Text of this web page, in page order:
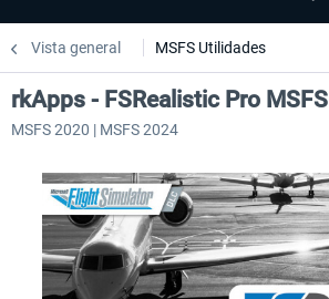
Vista general MSFS Utilidades
rkApps - FSRealistic Pro MSFS
MSFS 2020 | MSFS 2024